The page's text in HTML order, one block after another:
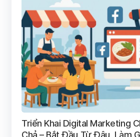
Triển Khai Digital Marketing
Chả – Bắt Đầu Từ Đâu, Làm